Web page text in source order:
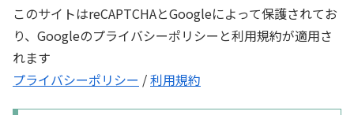
このサイトはreCAPTCHAとGoogleによって保護されてお
り、Googleのプライバシーポリシーと利用規約が適用さ
れます
プライバシーポリシー /利用規約